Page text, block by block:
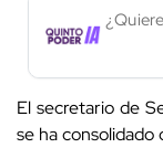
El secretario de
se ha consolidado